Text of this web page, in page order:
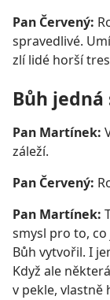
Pan Červený:
spravedlivé.
zlí lidé horší
Bůh
Pan Martínek:
záleží.
Pan Červený:
Pan Martínek:
smysl pro to,
Bůh vytvořil. I
Když ale
v pekle, vlastně